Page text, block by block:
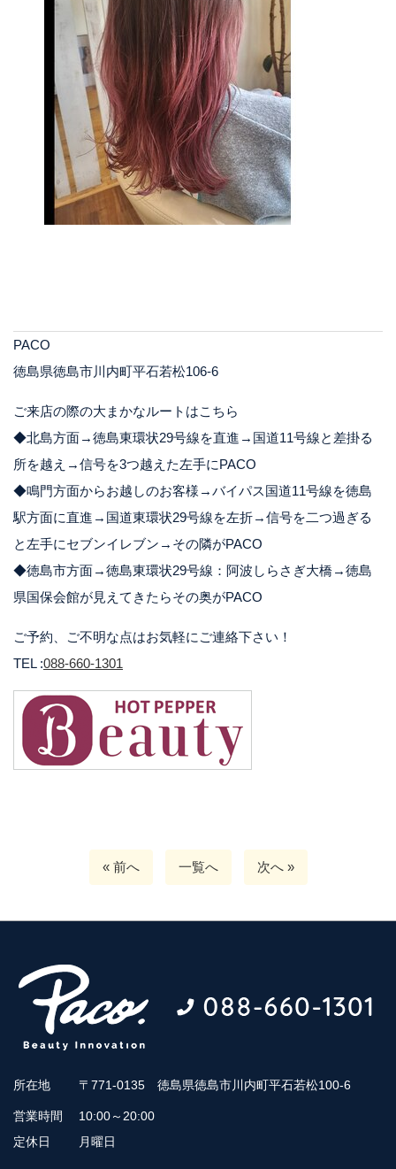
PACO
徳島県徳島市川内町平石若松106-6
ご来店の際の大まかなルートはこちら
◆北島方面→徳島東環状29号線を直進→国道11号線と差掛る
所を越え→信号を3つ越えた左手にPACO
◆鳴門方面からお越しのお客様→バイパス国道11号線を徳島
駅方面に直進→国道東環状29号線を左折→信号を二つ過ぎる
と左手にセブンイレブン→その隣がPACO
◆徳島市方面→徳島東環状29号線：阿波しらさぎ大橋→徳島
県国保会館が見えてきたらその奥がPACO
ご予約、ご不明な点はお気軽にご連絡下さい！
TEL :088-660-1301
« 前へ 一覧へ 次へ »
所在地 〒771-0135 徳島県徳島市川内町平石若松100-6
営業時間
10:00～20:00
定休日
月曜日